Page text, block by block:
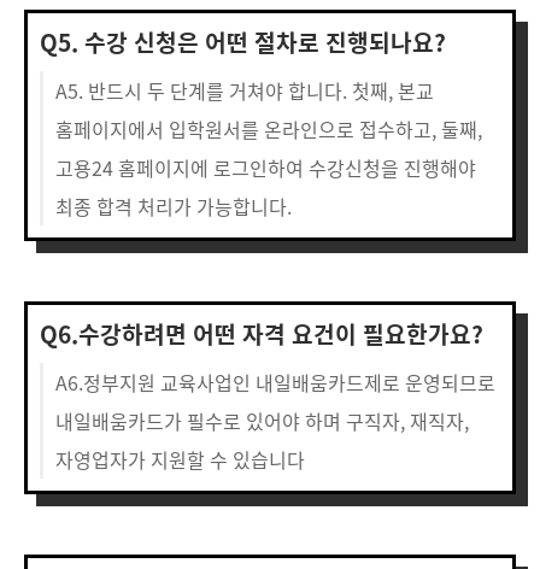
Q5. 수강 신청은 어떤 절차로 진행되나요?
A5. 반드시 두 단계를 거쳐야 합니다. 첫째, 본교
홈페이지에서 입학원서를 온라인으로 접수하고, 둘째,
고용24 홈페이지에 로그인하여 수강신청을 진행해야
최종 합격 처리가 가능합니다.
Q6.수강하려면 어떤 자격 요건이 필요한가요?
A6.정부지원 교육사업인 내일배움카드제로 운영되므로
내일배움카드가 필수로 있어야 하며 구직자, 재직자,
자영업자가 지원할 수 있습니다